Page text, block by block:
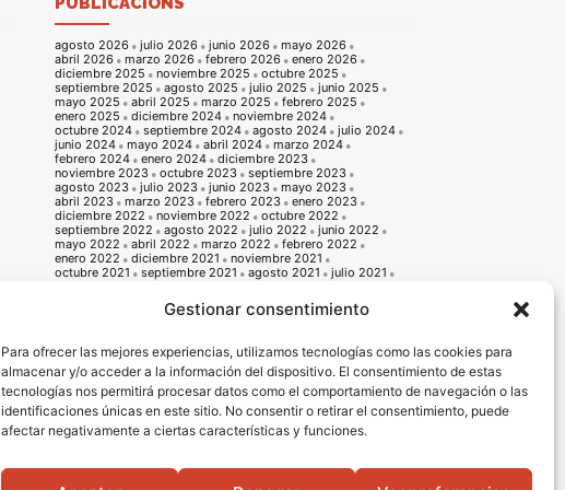
Gestionar consentimiento
Para ofrecer las mejores experiencias, utilizamos tecnologías como las cookies para
almacenar y/o acceder a la información del dispositivo. El consentimiento de estas
tecnologías nos permitirá procesar datos como el comportamiento de navegación o las
identificaciones únicas en este sitio. No consentir o retirar el consentimiento, puede
afectar negativamente a ciertas características y funciones.
agosto 2026 julio 2026 junio 2026
mayo 2026
abril 2026
marzo 2026 febrero 2026
enero 2026
diciembre 2025
noviembre 2025
octubre 2025
septiembre 2025
agosto 2025 julio 2025
junio 2025
mayo 2025
abril 2025 marzo 2025
febrero 2025
enero 2025
diciembre 2024
noviembre 2024
octubre 2024
septiembre 2024 agosto 2024
julio 2024
junio 2024
mayo 2024 abril 2024
marzo 2024
febrero 2024
enero 2024
diciembre 2023
noviembre 2023
octubre 2023
septiembre 2023
agosto 2023
julio 2023 junio 2023
mayo 2023
abril 2023
marzo 2023 febrero 2023
enero 2023
diciembre 2022
noviembre 2022
octubre 2022
septiembre 2022
agosto 2022 julio 2022
junio 2022
mayo 2022
abril 2022 marzo 2022
febrero 2022
enero 2022
diciembre 2021
noviembre 2021
octubre 2021
septiembre 2021 agosto 2021
julio 2021
enero 2021
octubre 2020
septiembre 2020
abril 2020
marzo 2020 febrero 2020
enero 2020
diciembre 2019
noviembre 2019
octubre 2019
septiembre 2019
agosto 2019 julio 2019
junio 2019
mayo 2019
abril 2019 marzo 2019
febrero 2019
enero 2019
diciembre 2018
noviembre 2018
octubre 2018
septiembre 2018 agosto 2018
julio 2018
junio 2018
mayo 2018 abril 2018
marzo 2018
febrero 2018
diciembre 2017
junio 2017
mayo 2017 abril 2017
marzo 2017
febrero 2017
diciembre 2016 noviembre 2016